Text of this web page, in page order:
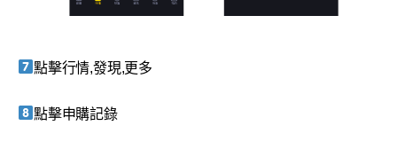
點擊行情,發現,更多
點擊申購記錄